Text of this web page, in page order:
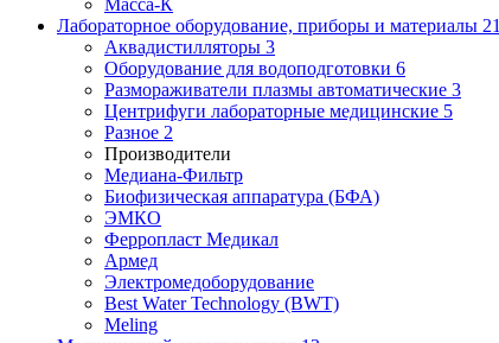
Лабораторное оборудование, приборы и материалы 21
Аквадистилляторы 3
Оборудование для водоподготовки 6
Размораживатели плазмы автоматические 3
Центрифуги лабораторные медицинские 5
Разное 2
Производители
Медиана-Фильтр
Биофизическая аппаратура (БФА)
ЭМКО
Ферропласт Медикал
Армед
Электромедоборудование
Best Water Technology (BWT)
Meling